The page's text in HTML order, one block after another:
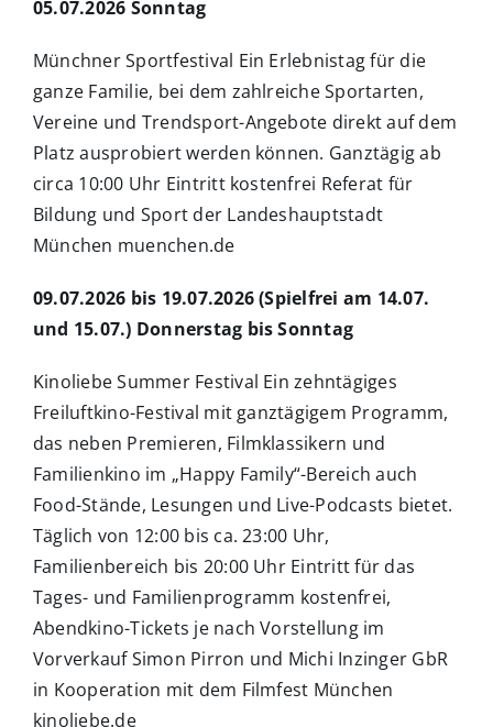
05.07.2026 Sonntag
Münchner Sportfestival Ein Erlebnistag für die
ganze Familie, bei dem zahlreiche Sportarten,
Vereine und Trendsport-Angebote direkt auf dem
Platz ausprobiert werden können. Ganztägig ab
circa 10:00 Uhr Eintritt kostenfrei Referat für
Bildung und Sport der Landeshauptstadt
München muenchen.de
09.07.2026 bis 19.07.2026 (Spielfrei am 14.07.
und 15.07.) Donnerstag bis Sonntag
Kinoliebe Summer Festival Ein zehntägiges
Freiluftkino-Festival mit ganztägigem Programm,
das neben Premieren, Filmklassikern und
Familienkino im „Happy Family“-Bereich auch
Food-Stände, Lesungen und Live-Podcasts bietet.
Täglich von 12:00 bis ca. 23:00 Uhr,
Familienbereich bis 20:00 Uhr Eintritt für das
Tages- und Familienprogramm kostenfrei,
Abendkino-Tickets je nach Vorstellung im
Vorverkauf Simon Pirron und Michi Inzinger GbR
in Kooperation mit dem Filmfest München
kinoliebe.de